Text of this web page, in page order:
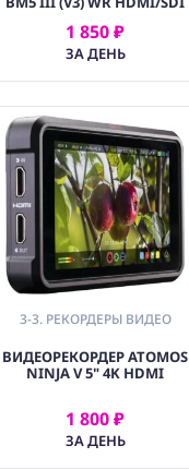
1 850 ₽
ЗА ДЕНЬ
АРЕНДОВАТЬ
3-3. РЕКОРДЕРЫ ВИДЕО
ВИДЕОРЕКОРДЕР ATOMOS
NINJA V 5" 4K HDMI
1 800 ₽
ЗА ДЕНЬ
АРЕНДОВАТЬ